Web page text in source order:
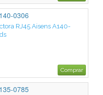
0306
RJ45 Aisens A140-
Comprar
0785